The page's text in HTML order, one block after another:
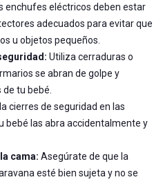
enchufes eléctricos deben estar
adecuados para evitar que
u objetos pequeños.
Utiliza cerraduras o
se abran de golpe y
tu bebé.
cierres de seguridad en las
bebé las abra accidentalmente y
cama: Asegúrate de que la
esté bien sujeta y no se